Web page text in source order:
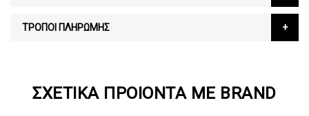
ΤΡΟΠΟΙ ΠΛΗΡΩΜΗΣ
ΣΧΕΤΙΚΆ ΠΡΟΙΌΝΤΑ ΜΕ BRAND